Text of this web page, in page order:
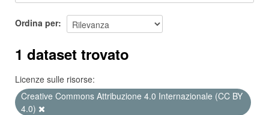
Ordina per
1 dataset trovato
Licenze sulle risorse:
Creative Commons Attribuzione 4.0 Internazionale (CC BY
4.0)